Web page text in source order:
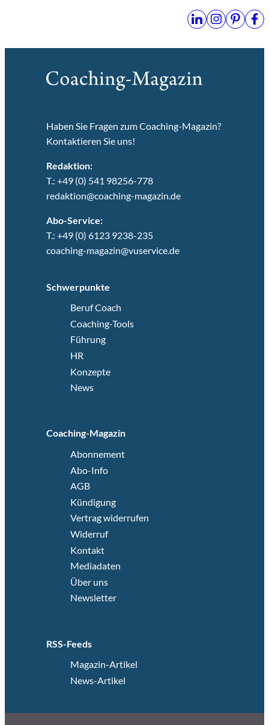
Haben Sie Fragen zum Coaching-Magazin?
Kontaktieren Sie uns!
Redaktion:
T.: +49 (0) 541 98256-778
redaktion@coaching-magazin.de
Abo-Service:
T.: +49 (0) 6123 9238-235
coaching-magazin@vuservice.de
Schwerpunkte
Beruf Coach
Coaching-Tools
Führung
HR
Konzepte
News
Coaching-Magazin
Abonnement
Abo-Info
AGB
Kündigung
Vertrag widerrufen
Widerruf
Kontakt
Mediadaten
Über uns
Newsletter
RSS-Feeds
Magazin-Artikel
News-Artikel